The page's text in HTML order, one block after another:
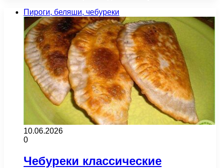
Пироги, беляши, чебуреки
10.06.2026
0
Чебуреки классические